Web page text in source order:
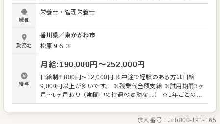
な工夫が必要となりますので、資格やスキルを存分に発揮
してください。 施設によって異なりますが、通常の献立作
いただくこともあります！施設のご要望に応じた食事づく
りをお願いします。 【具体的には…】 ・施設利用者の健康
をサポートする献立作成 ・発注業務、在庫管理 ・調理スタ
ッフと共に調理業務 ・施設担当者や本部との打ち合わせ ・
資料の作成などカンタンな事務作業 など 入社後はスキル
に合わせた業務からお任せしますので、徐々に仕事の幅を
広げていきましょう。成長をサポートする体制もあり、経
験に関わらず安心してスタートできる環境です。 ゆくゆく
職種
栄養士・管理栄養士
勤務地
香川県／東かがわ市
松原９６３
給与
月給:190,000円〜252,000円
日給制8,800円～12,000円 ※中途で経験のある方は日給
9,000円以上が多いです。 ※残業代全額支給 ※試用期間3ヶ
月～6ヶ月あり（期間中の待遇の変動なし） ※1年ごとの契
約更新
求人番号：Job000-191-165